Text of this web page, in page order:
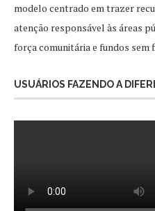
modelo centrado em trazer
atenção responsável às áreas
força comunitária e fundos sem
USUÁRIOS FAZENDO A